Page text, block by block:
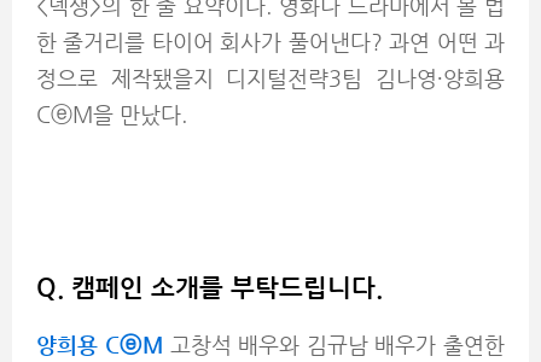
<넥생>의 한 줄 요약이다. 영화나 드라마에서 볼 법
한 줄거리를 타이어 회사가 풀어낸다? 과연 어떤 과
정으로 제작됐을지 디지털전략3팀 김나영∙양희용
CⓔM을 만났다.
Q. 캠페인 소개를 부탁드립니다.
양희용 CⓔM 고창석 배우와 김규남 배우가 출연한